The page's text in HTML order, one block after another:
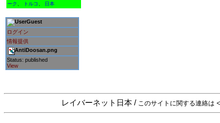
ーク
トルコ 日本
Guest
ログイン
情報提供
AntiDoosan.png
Status: published
View
レイバーネット日本 / このサイトに関する連絡は